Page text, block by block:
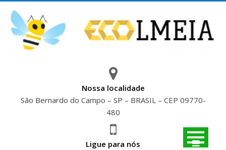
content
Nossa localidade
São Bernardo do Campo – SP – BRASIL – CEP 09770-
480
Ligue para nós